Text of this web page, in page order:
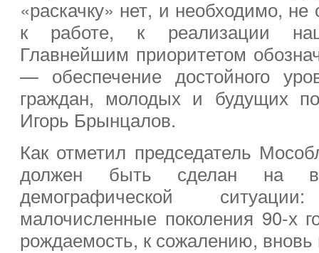
«раскачку» нет, и необходимо, не
к работе, к реализации
Главнейшим приоритетом
— обеспечение достойного
граждан, молодых и будущих
Игорь Брынцалов.
Как отметил председатель
должен быть сделан на
демографической
малочисленные поколения 90-х
рождаемость, к сожалению, вновь